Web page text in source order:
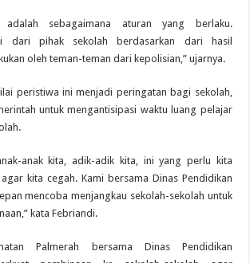
adalah sebagaimana aturan yang berlaku.
dari pihak sekolah berdasarkan dari hasil
oleh teman-teman dari kepolisian,” ujarnya.
peristiwa ini menjadi peringatan bagi sekolah,
untuk mengantisipasi waktu luang pelajar
anak kita, adik-adik kita, ini yang perlu kita
kita cegah. Kami bersama Dinas Pendidikan
mencoba menjangkau sekolah-sekolah untuk
kata Febriandi.
Palmerah bersama Dinas Pendidikan